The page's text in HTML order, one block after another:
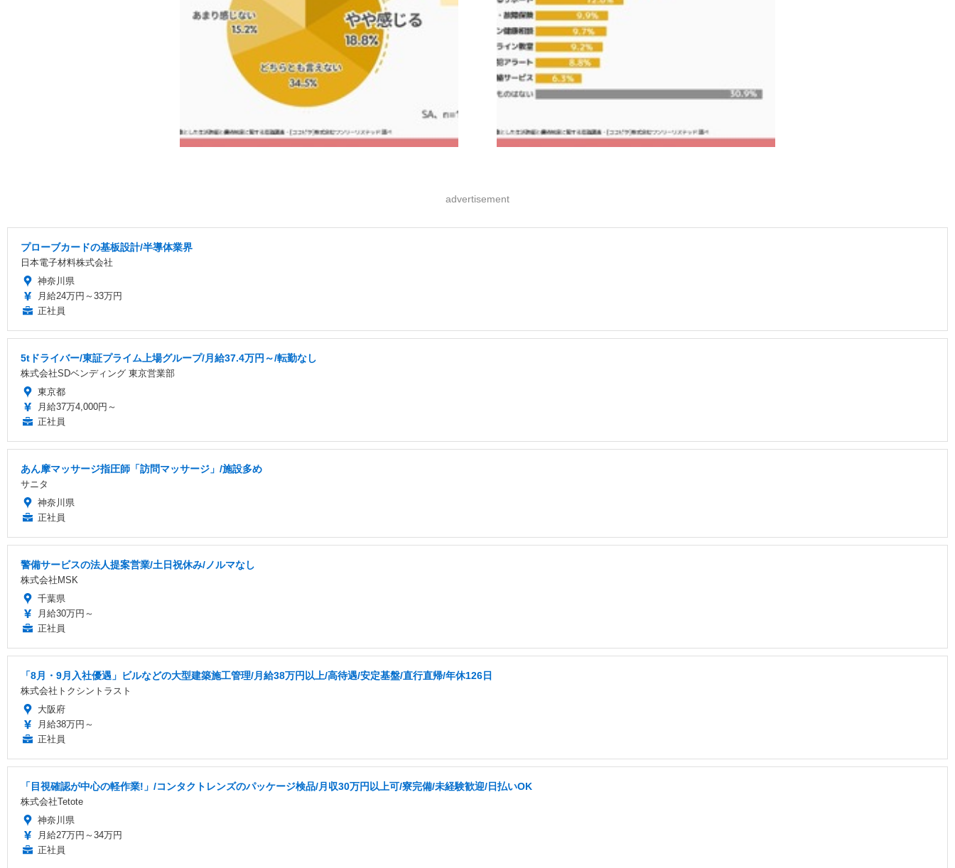
advertisement
プローブカードの基板設計/半導体業界
日本電子材料株式会社
神奈川県
月給24万円～33万円
正社員
5tドライバー/東証プライム上場グループ/月給37.4万円～/転勤なし
株式会社SDベンディング 東京営業部
東京都
月給37万4,000円～
正社員
あん摩マッサージ指圧師「訪問マッサージ」/施設多め
サニタ
神奈川県
正社員
警備サービスの法人提案営業/土日祝休み/ノルマなし
株式会社MSK
千葉県
月給30万円～
正社員
「8月・9月入社優遇」ビルなどの大型建築施工管理/月給38万円以上/高待遇/安定基盤/直行直帰/年休126日
株式会社トクシントラスト
大阪府
月給38万円～
正社員
「目視確認が中心の軽作業!」/コンタクトレンズのパッケージ検品/月収30万円以上可/寮完備/未経験歓迎/日払いOK
株式会社Tetote
神奈川県
月給27万円～34万円
正社員